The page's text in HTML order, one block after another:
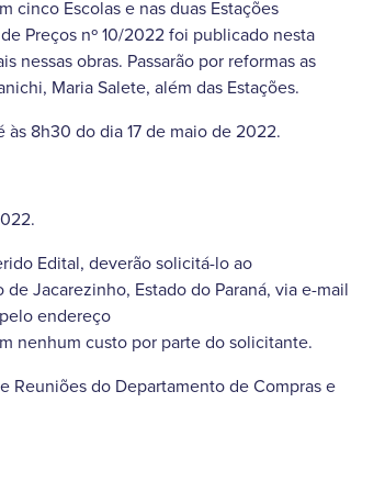
cinco Escolas e nas duas Estações
Preços nº 10/2022 foi publicado nesta
nessas obras. Passarão por reformas as
Maria Salete, além das Estações.
8h30 do dia 17 de maio de 2022.
Edital, deverão solicitá-lo ao
Jacarezinho, Estado do Paraná, via e-mail
endereço
nenhum custo por parte do solicitante.
Reuniões do Departamento de Compras e